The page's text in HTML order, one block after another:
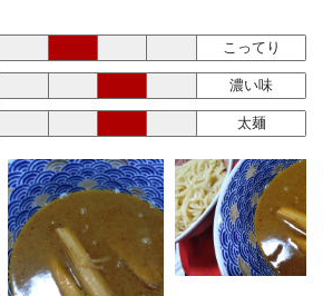
こってり
濃い味
太麺